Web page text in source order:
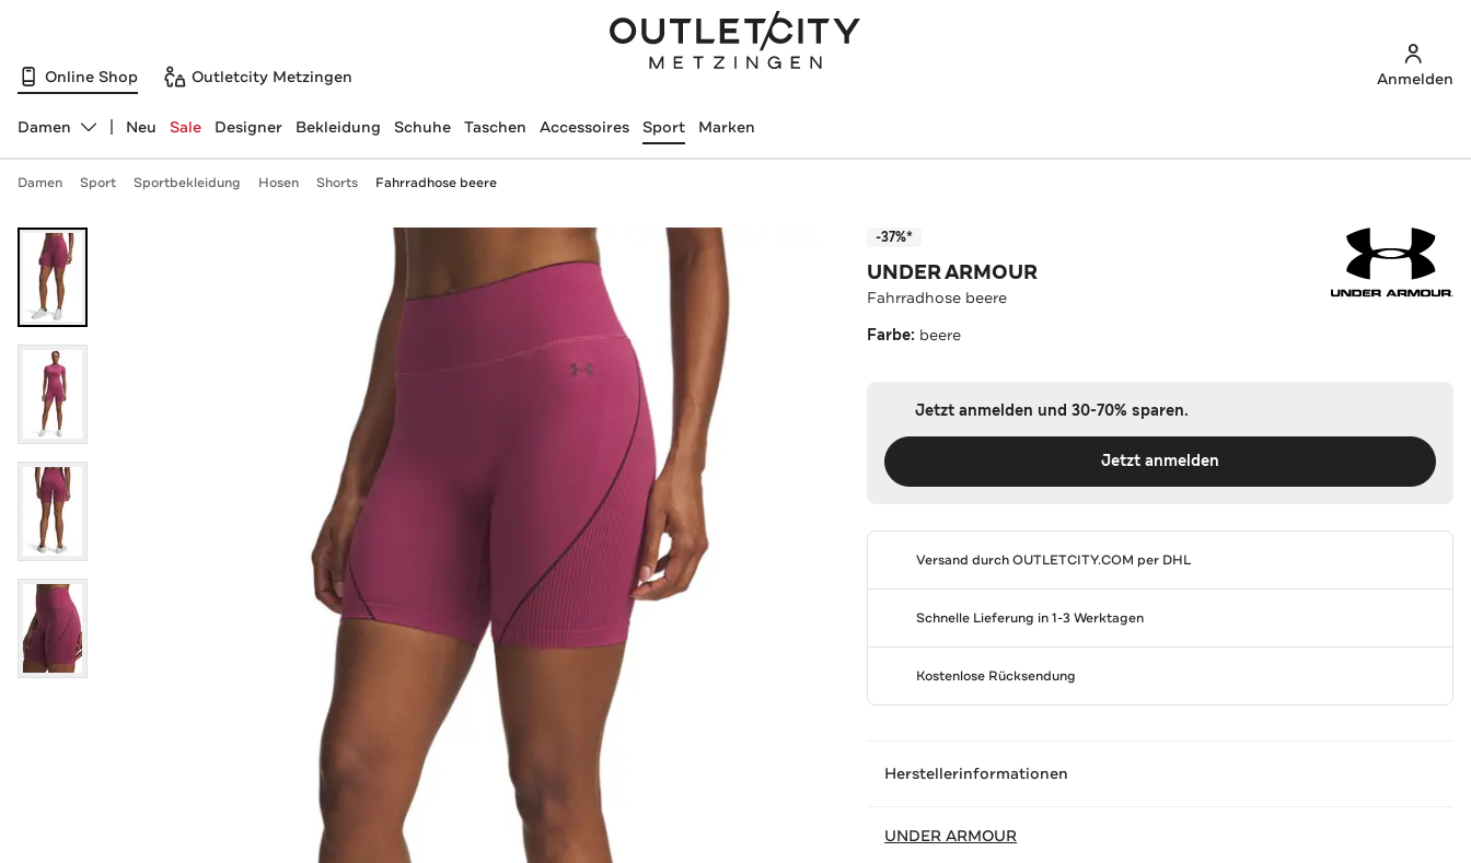
Online Shop Outletcity Metzingen Anmelden
Abteilung ändern, ausgewählt:
Damen Neu Sale Designer Bekleidung Schuhe Taschen Accessoires Sport Marken
Damen Sport Sportbekleidung Hosen Shorts Fahrradhose beere
-37%*
UNDER ARMOUR
Fahrradhose beere
Farbe: beere
Jetzt anmelden und 30-70% sparen.
Jetzt anmelden
Versand durchOUTLETCITY.COM per DHL
Schnelle Lieferung in 1-3 Werktagen
Kostenlose Rücksendung
Herstellerinformationen
UNDER ARMOUR